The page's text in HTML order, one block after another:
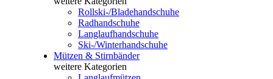
Rollski-/Bladehandschuhe
Radhandschuhe
Langlaufhandschuhe
Ski-/Winterhandschuhe
Mützen & Stirnbänder
weitere Kategorien